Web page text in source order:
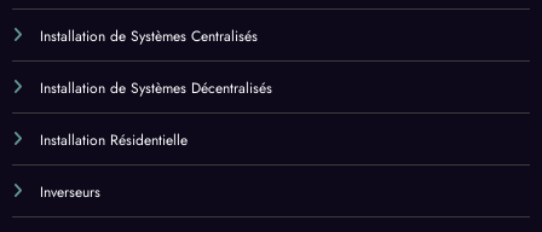
Installation de Systèmes Centralisés
Installation de Systèmes Décentralisés
Installation Résidentielle
Inverseurs